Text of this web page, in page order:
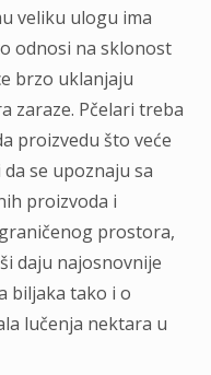
veliku ulogu ima
odnosi na sklonost
brzo uklanjaju
zaraze. Pčelari treba
proizvedu što veće
se upoznaju sa
proizvoda i
prostora,
daju najosnovnije
biljaka tako i o
lučenja nektara u